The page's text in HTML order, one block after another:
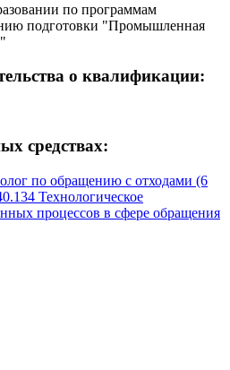
по программам
подготовки "Промышленная
о квалификации:
средствах:
по обращению с отходами (6
Технологическое
процессов в сфере обращения